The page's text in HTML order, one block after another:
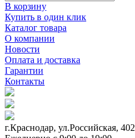
В корзину
Купить в один клик
Каталог товара
О компании
Новости
Оплата и доставка
Гарантии
Контакты
г.Краснодар, ул.Российская, 402